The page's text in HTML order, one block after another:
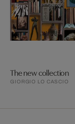
The new collection
GIORGIO LO CASCIO